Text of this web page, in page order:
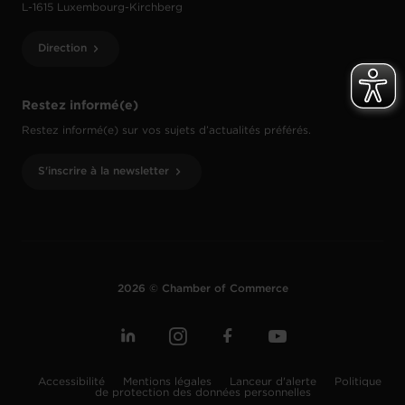
Restez informé(e)
Restez informé(e) sur vos sujets d’actualités préférés.
S'inscrire à la newsletter
L-1615 Luxembourg-Kirchberg
Direction
2026 © Chamber of Commerce
Accessibilité Mentions légales Lanceur d'alerte
Politique
de protection des données personnelles